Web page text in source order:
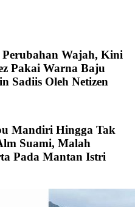
Perubahan Wajah, Kini
Pakai Warna Baju
Sadiis Oleh Netizen
Mandiri Hingga Tak
Suami, Malah
Pada Mantan Istri